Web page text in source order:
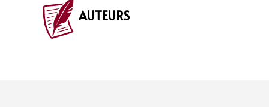
AUTEURS